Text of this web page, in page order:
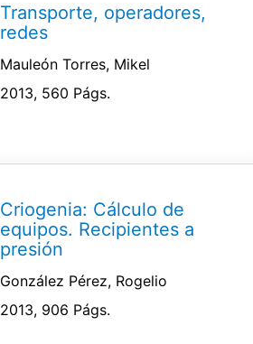
Transporte, operadores,
redes
Mauleón Torres, Mikel
2013, 560 Págs.
Criogenia: Cálculo de
equipos. Recipientes a
presión
González Pérez, Rogelio
2013, 906 Págs.